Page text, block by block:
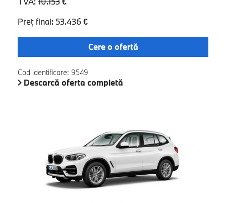
Preţ final: 53.436 €
Cere o ofertă
Cod identificare: 9549
Descarcă oferta completă